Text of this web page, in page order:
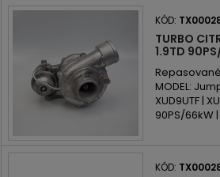
KÓD:
TURBO
1.9TD
MODEL:
XUD9UTF |
90PS/66kW
KÓD: